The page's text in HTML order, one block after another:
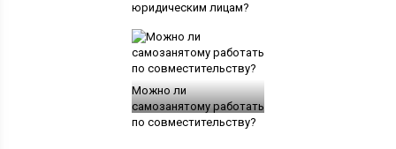
юридическим лицам?
Можно ли
самозанятому работать
по совместительству?